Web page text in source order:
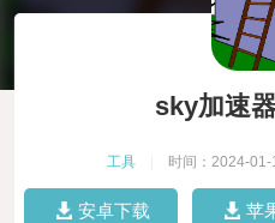
sky加速
工具 时间：2024-01-
安卓下载 苹